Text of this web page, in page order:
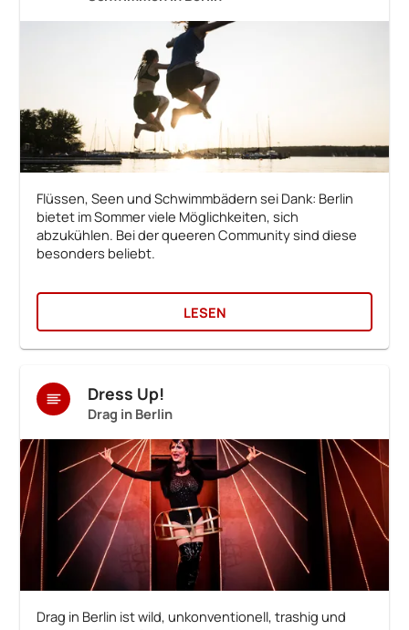
Flüssen, Seen und Schwimmbädern sei Dank: Berlin
bietet im Sommer viele Möglichkeiten, sich
abzukühlen. Bei der queeren Community sind diese
besonders beliebt.
LESEN
Dress Up!
Drag in Berlin
Drag in Berlin ist wild, unkonventionell, trashig und